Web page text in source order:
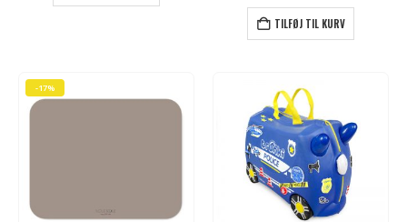
19,94 kr.. 19,95 kr..
TILFØJ TIL KURV
-17%